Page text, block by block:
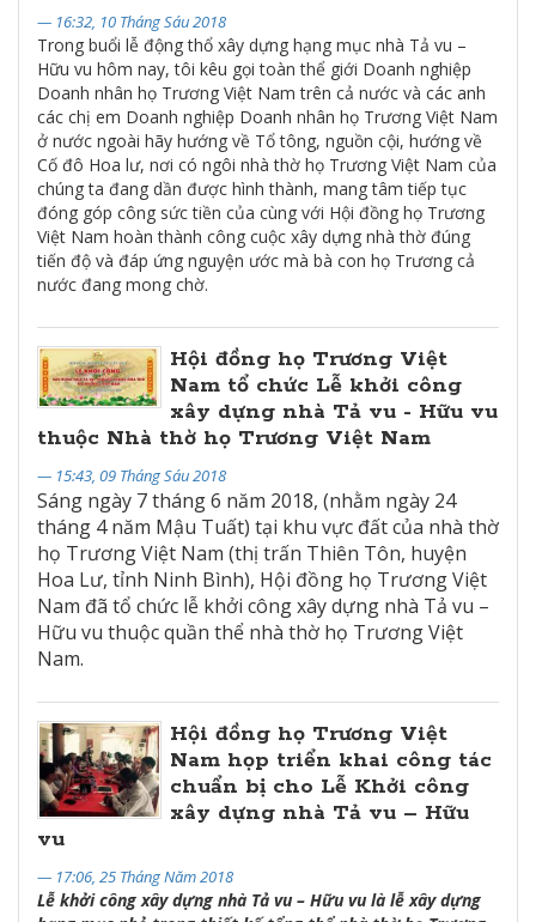
— 16:32, 10 Tháng Sáu 2018
Trong buổi lễ động thổ xây dựng hạng mục nhà Tả vu –
Hữu vu hôm nay, tôi kêu gọi toàn thể giới Doanh nghiệp
Doanh nhân họ Trương Việt Nam trên cả nước và các anh
các chị em Doanh nghiệp Doanh nhân họ Trương Việt Nam
ở nước ngoài hãy hướng về Tổ tông, nguồn cội, hướng về
Cố đô Hoa lư, nơi có ngôi nhà thờ họ Trương Việt Nam của
chúng ta đang dần được hình thành, mang tâm tiếp tục
đóng góp công sức tiền của cùng với Hội đồng họ Trương
Việt Nam hoàn thành công cuộc xây dựng nhà thờ đúng
tiến độ và đáp ứng nguyện ước mà bà con họ Trương cả
nước đang mong chờ.
Hội đồng họ Trương Việt
Nam tổ chức Lễ khởi công
xây dựng nhà Tả vu - Hữu vu
thuộc Nhà thờ họ Trương Việt Nam
— 15:43, 09 Tháng Sáu 2018
Sáng ngày 7 tháng 6 năm 2018, (nhằm ngày 24
tháng 4 năm Mậu Tuất) tại khu vực đất của nhà thờ
họ Trương Việt Nam (thị trấn Thiên Tôn, huyện
Hoa Lư, tỉnh Ninh Bình), Hội đồng họ Trương Việt
Nam đã tổ chức lễ khởi công xây dựng nhà Tả vu –
Hữu vu thuộc quần thể nhà thờ họ Trương Việt
Nam.
Hội đồng họ Trương Việt
Nam họp triển khai công tác
chuẩn bị cho Lễ Khởi công
xây dựng nhà Tả vu – Hữu
vu
— 17:06, 25 Tháng Năm 2018
Lễ khởi công xây dựng nhà Tả vu – Hữu vu là lễ xây dựng